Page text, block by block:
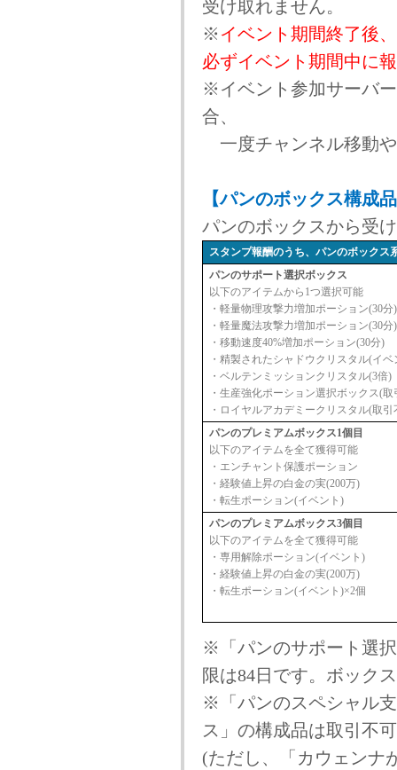
受け取れません。
※ イベント期間終了後、
必ずイベント期間中に
※イベント参加サーバ
合、
一度チャンネル移動
【パンのボックス構成
パンのボックスから受
スタンプ報酬のうち、パンのボックス
パンのサポート選択ボックス
以下のアイテムから1つ選択可能
・軽量物理攻撃力増加ポーション(30分)
・軽量魔法攻撃力増加ポーション(30分)
・移動速度40%増加ポーション(30分)
・精製されたシャドウクリスタル(イベ
・ベルテンミッションクリスタル(3倍)
・生産強化ポーション選択ボックス(取
・ロイヤルアカデミークリスタル(取引
パンのプレミアムボックス1個目
以下のアイテムを全て獲得可能
・エンチャント保護ポーション
・経験値上昇の白金の実(200万)
・転生ポーション(イベント)
パンのプレミアムボックス3個目
以下のアイテムを全て獲得可能
・専用解除ポーション(イベント)
・経験値上昇の白金の実(200万)
・転生ポーション(イベント)×2個
※「パンのサポート選
限は84日です。ボック
※「パンのスペシャル
ス」の構成品は取引不
(ただし、「カウェンナ